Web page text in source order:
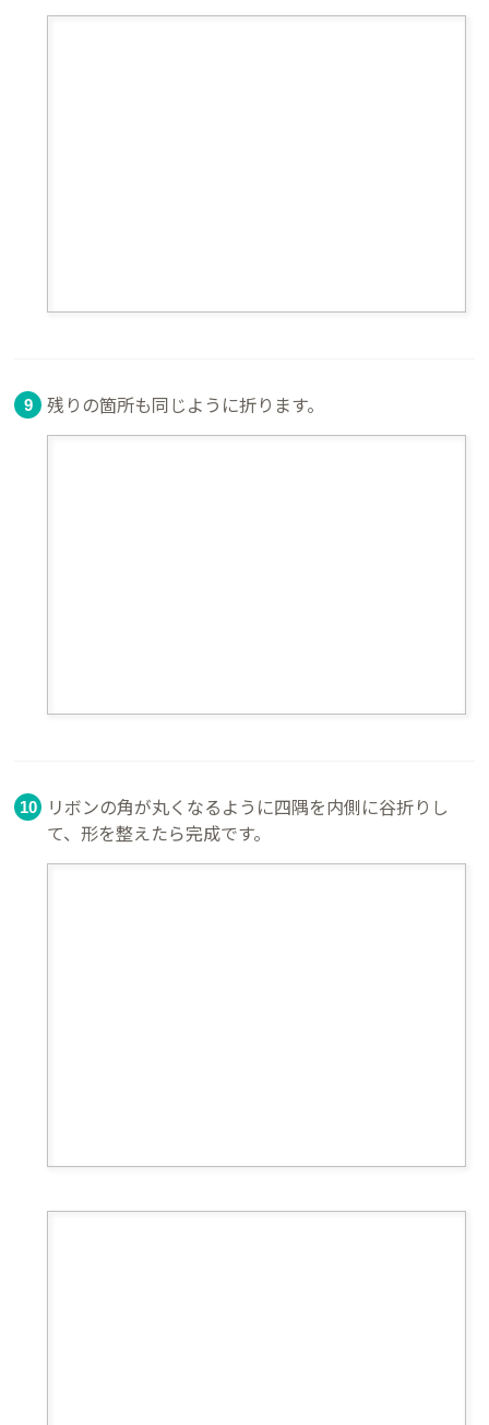
残りの箇所も同じように折ります。
リボンの角が丸くなるように四隅を内側に谷折りし
て、形を整えたら完成です。